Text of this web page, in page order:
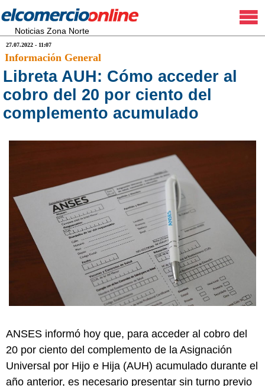
Noticias Zona Norte
27.07.2022 - 11:07
Información General
Libreta AUH: Cómo acceder al
cobro del 20 por ciento del
complemento acumulado
ANSES informó hoy que, para acceder al cobro del
20 por ciento del complemento de la Asignación
Universal por Hijo e Hija (AUH) acumulado durante el
año anterior, es necesario presentar sin turno previo